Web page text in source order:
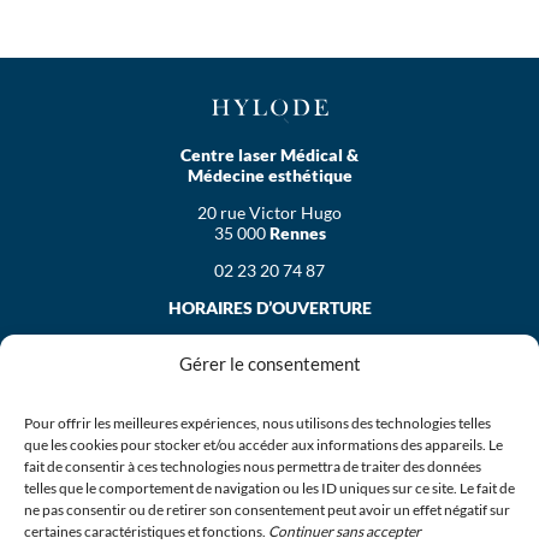
Gérer le consentement
Pour offrir les meilleures expériences, nous utilisons des technologies telles
que les cookies pour stocker et/ou accéder aux informations des appareils. Le
fait de consentir à ces technologies nous permettra de traiter des données
telles que le comportement de navigation ou les ID uniques sur ce site. Le fait de
ne pas consentir ou de retirer son consentement peut avoir un effet négatif sur
certaines caractéristiques et fonctions. Continuer sans accepter
Centre laser Médical &
Médecine esthétique
20 rue Victor Hugo
35 000Rennes
02 23 20 74 87
HORAIRES D’OUVERTURE
de 9h30 à 19h30
de 9h00 à 19h30
Le jeudi
de 10h00 à 19h30
Le samedi
de 9h30 à 13h00